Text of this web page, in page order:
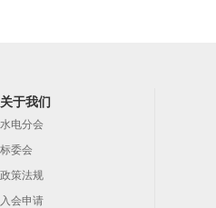
关于我们
水电分会
标委会
政策法规
入会申请